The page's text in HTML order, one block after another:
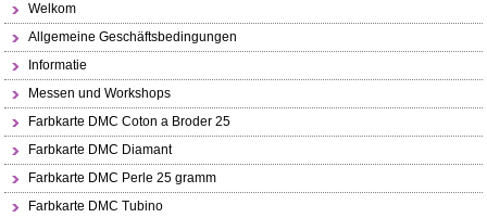
Welkom
Allgemeine Geschäftsbedingungen
Informatie
Messen und Workshops
Farbkarte DMC Coton a Broder 25
Farbkarte DMC Diamant
Farbkarte DMC Perle 25 gramm
Farbkarte DMC Tubino